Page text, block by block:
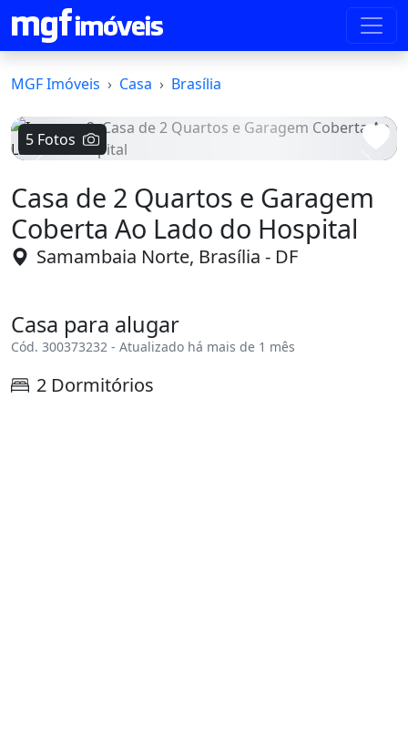
MGF Imóveis Casa Brasília
5 Fotos
Casa de 2 Quartos e Garagem
Coberta Ao Lado do Hospital
Samambaia Norte, Brasília - DF
Casa para alugar
Cód. 300373232 - Atualizado há mais de 1 mês
2 Dormitórios